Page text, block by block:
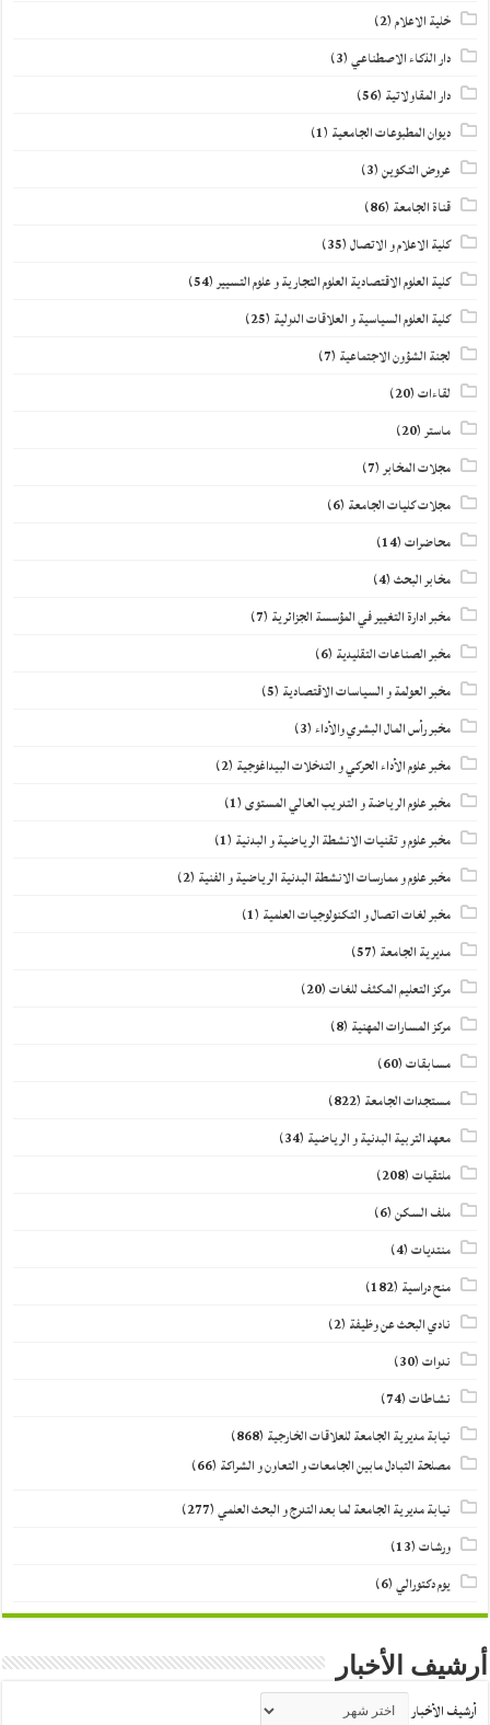
خلية الاعلام(2)
دار الذكاء الاصطناعي(3)
دار المقاولاتية (56)
ديوان المطبوعات الجامعية (1)
عروض التكوين(3)
قناة الجامعة (86)
كلية الاعلام و الاتصال(35)
كلية العلوم الاقتصادية العلوم التجارية و علوم التسيير(54)
كلية العلوم السياسية و العلاقات الدولية (25)
لجنة الشؤون الاجتماعية (7)
لقاءات(20)
ماستر(20)
مجلات المخابر(7)
مجلات كليات الجامعة (6)
محاضرات(14)
مخابر البحث(4)
مخبر ادارة التغيير في المؤسسة الجزائرية (7)
مخبر الصناعات التقليدية (6)
مخبر العولمة و السياسات الاقتصادية (5)
مخبر رأس المال البشري والأداء(3)
مخبر علوم الأداء الحركي و التدخلات البيداغوجية (2)
مخبر علوم الرياضة و التدريب العالي المستوى(1)
مخبر علوم و تقنيات الانشطة الرياضية و البدنية (1)
مخبر علوم و ممارسات الانشطة البدنية الرياضية و الفنية (2)
مخبر لغات اتصال و التكنولوجيات العلمية (1)
مديرية الجامعة (57)
مركز التعليم المكثف للغات(20)
مركز المسارات المهنية (8)
مسابقات(60)
مستجدات الجامعة (822)
معهد التربية البدنية و الرياضية (34)
ملتقيات(208)
ملف السكن(6)
منتديات(4)
منح دراسية (182)
نادي البحث عن وظيفة (2)
ندوات(30)
نشاطات(74)
نيابة مديرية الجامعة للعلاقات الخارجية (868)
مصلحة التبادل مابين الجامعات و التعاون و الشراكة (66)
نيابة مديرية الجامعة لما بعد التدرج و البحث العلمي(277)
ورشات(13)
يوم دكتورالي(6)
أرشيف الأخبار
أرشيف الأخبار